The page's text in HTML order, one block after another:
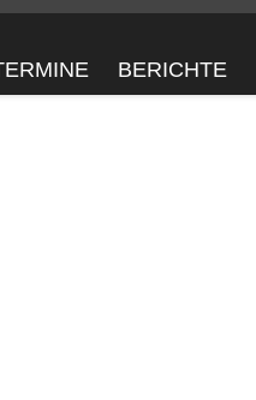
BERICHTE